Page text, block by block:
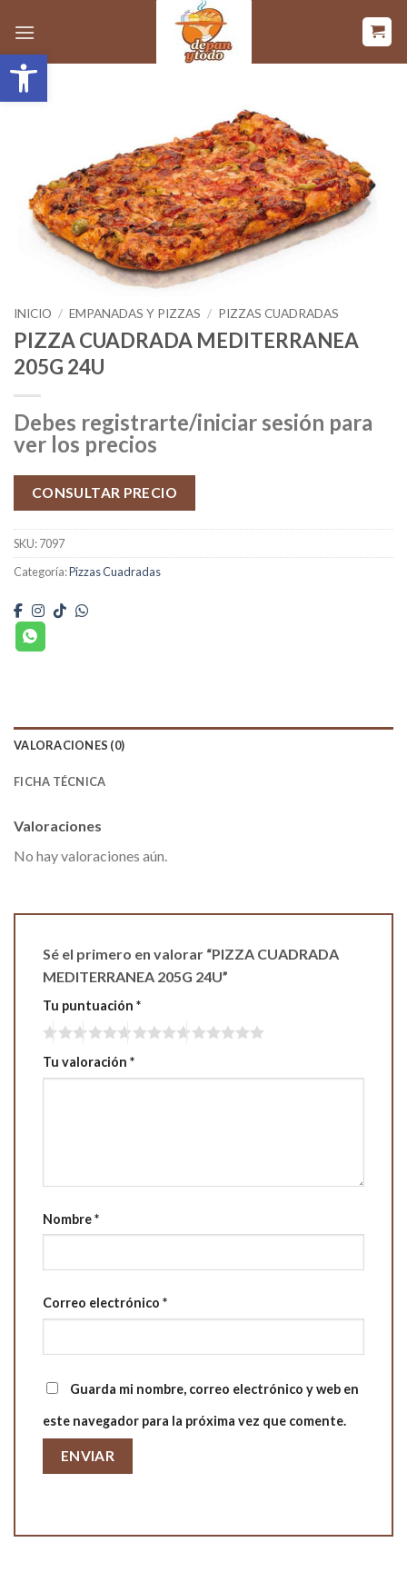
Abrir barra de herramientas
contenido
INICIO / EMPANADAS Y PIZZAS / PIZZAS CUADRADAS
PIZZA CUADRADA MEDITERRANEA
205G 24U
Debes registrarte/iniciar sesión para
ver los precios
CONSULTAR PRECIO
SKU:7097
Categoría:Pizzas Cuadradas
VALORACIONES (0)
FICHA TÉCNICA
Valoraciones
No hay valoraciones aún.
Sé el primero en valorar “PIZZA CUADRADA
MEDITERRANEA 205G 24U”
Tu puntuación *
Tu valoración *
Nombre*
Correo electrónico *
Guarda mi nombre, correo electrónico y web en
este navegador para la próxima vez que comente.